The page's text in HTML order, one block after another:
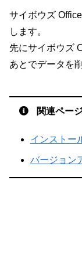
サイボウズ
します。
先にサイボウズ
あとでデータを
関連ペー
インストー
バージョン